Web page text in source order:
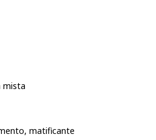
mista
matificante